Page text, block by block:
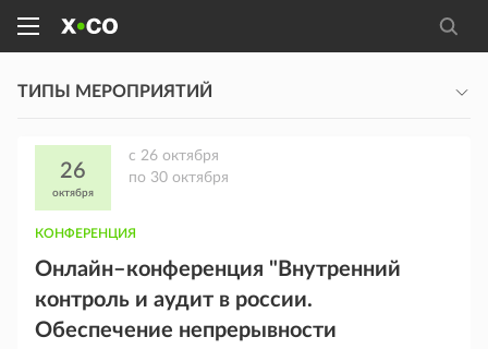
ТИПЫ МЕРОПРИЯТИЙ
26
октября
c 26 октября
по 30 октября
КОНФЕРЕНЦИЯ
Онлайн–конференция "Внутренний
контроль и аудит в россии.
Обеспечение непрерывности